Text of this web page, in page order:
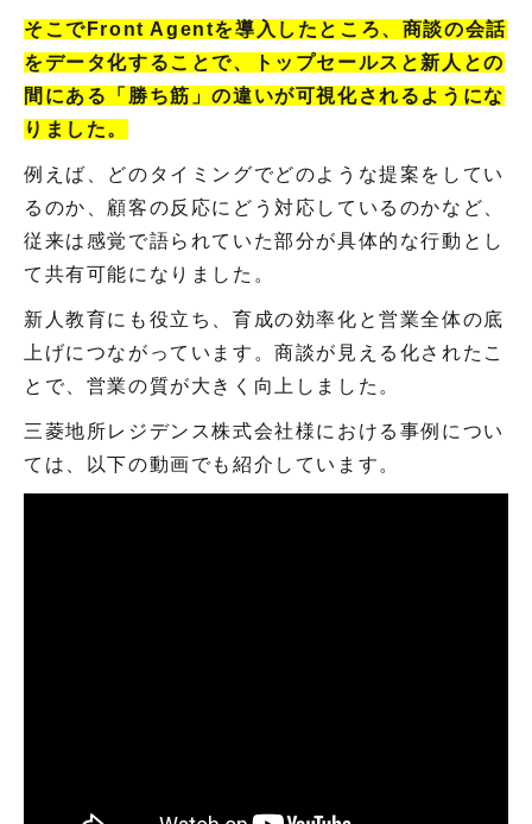
そこでFront Agentを導入したところ、商談の会話
をデータ化することで、トップセールスと新人との
間にある「勝ち筋」の違いが可視化されるようにな
りました。
例えば、どのタイミングでどのような提案をしてい
るのか、顧客の反応にどう対応しているのかなど、
従来は感覚で語られていた部分が具体的な行動とし
て共有可能になりました。
新人教育にも役立ち、育成の効率化と営業全体の底
上げにつながっています。商談が見える化されたこ
とで、営業の質が大きく向上しました。
三菱地所レジデンス株式会社様における事例につい
ては、以下の動画でも紹介しています。